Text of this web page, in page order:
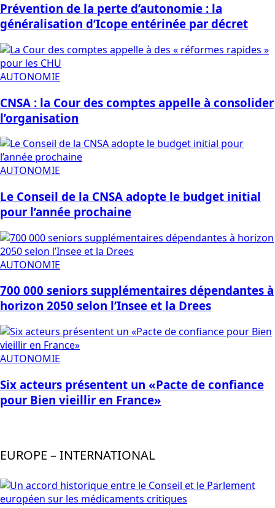
Prévention de la perte d’autonomie : la
généralisation d’Icope entérinée par décret
AUTONOMIE
CNSA : la Cour des comptes appelle à consolider
l’organisation
AUTONOMIE
Le Conseil de la CNSA adopte le budget initial
pour l’année prochaine
AUTONOMIE
700 000 seniors supplémentaires dépendantes à
horizon 2050 selon l’Insee et la Drees
AUTONOMIE
Six acteurs présentent un «Pacte de confiance
pour Bien vieillir en France»
EUROPE – INTERNATIONAL